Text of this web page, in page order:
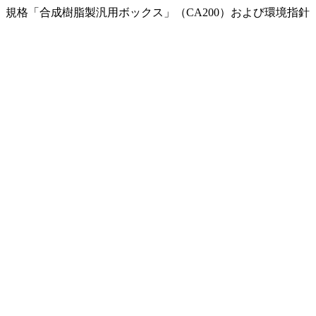
規格「合成樹脂製汎用ボックス」（CA200）および環境指